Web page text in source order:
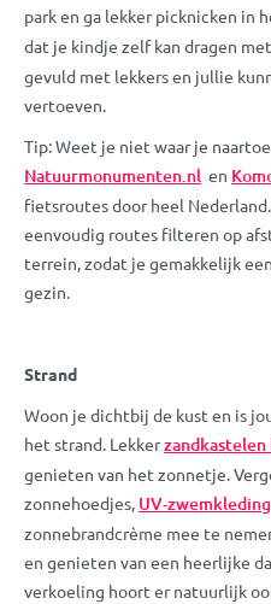
park en ga lekker picknicken in
dat je kindje zelf kan dragen
gevuld met lekkers en jullie
vertoeven.
Tip: Weet je niet waar je
Natuurmonumenten.nl en
fietsroutes door heel
eenvoudig routes filteren op
terrein, zodat je gemakkelijk
gezin.
Strand
Woon je dichtbij de kust en is
het strand. Lekkerzandkastelen
genieten van het zonnetje.
zonnehoedjes, UV-zwemkleding
zonnebrandcrème mee te
en genieten van een heerlijke
verkoeling hoort er natuurlijk